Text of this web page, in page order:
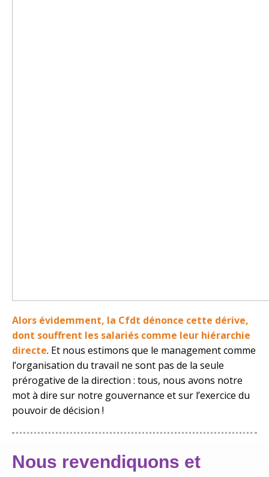
Alors évidemment, la Cfdt dénonce cette dérive,
dont souffrent les salariés comme leur hiérarchie
directe. Et nous estimons que le management comme
l’organisation du travail ne sont pas de la seule
prérogative de la direction : tous, nous avons notre
mot à dire sur notre gouvernance et sur l’exercice du
pouvoir de décision !
Nous revendiquons et